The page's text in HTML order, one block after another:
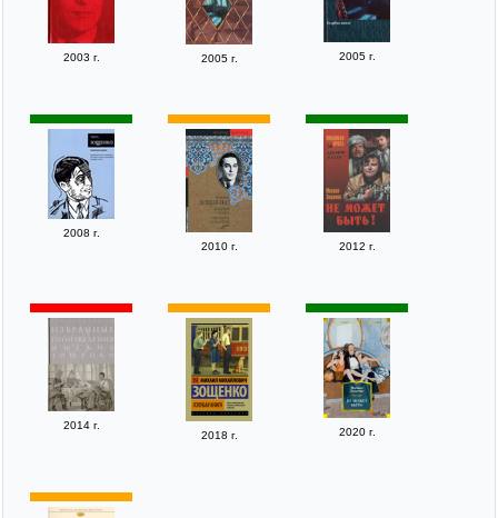
2003 г. 2005 г. 2005 г.
2008 г.
2010 г.
2012 г.
2014 г.
2018 г.
2020 г.